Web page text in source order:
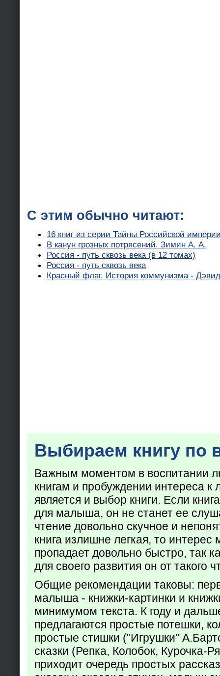
С этим обычно читают:
16 книг из серии Тайны Российской
В канун грозных потрясений. Зимин А. А.
Россия - путь сквозь века (в 12 томах)
Россия - путь сквозь века
Красный флаг. История коммунизма -
Выбираем книгу по
Важным моментом в воспитании
книгам и пробуждении интереса к
является и выбор книги. Если
для малыша, он не станет ее
чтение довольно скучное и
книга излишне легкая, то
пропадает довольно быстро, так
для своего развития он от такого
Общие рекомендации таковы:
малыша - книжки-картинки и
минимумом текста. К году и
предлагаются простые потешки,
простые стишки ("Игрушки"
сказки (Репка, Колобок, Курочка-
приходит очередь простых